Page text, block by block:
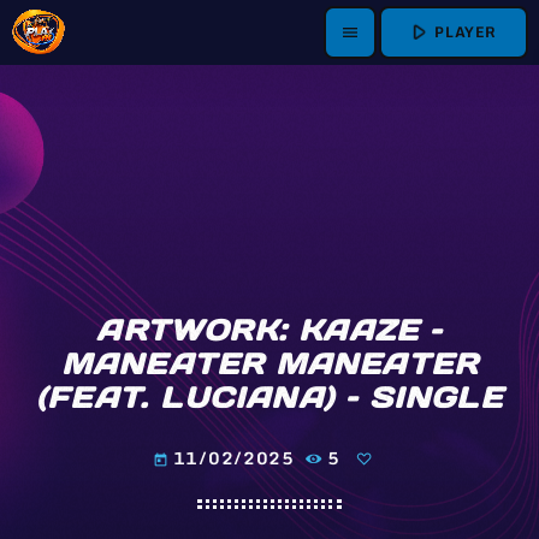
menu play_arrow PLAYER
ARTWORK: KAAZE –
MANEATER MANEATER
(FEAT. LUCIANA) – SINGLE
today 11/02/2025 5